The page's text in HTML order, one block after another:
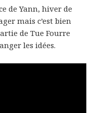
de Yann, hiver de
mais c’est bien
de Tue Fourre
les idées.